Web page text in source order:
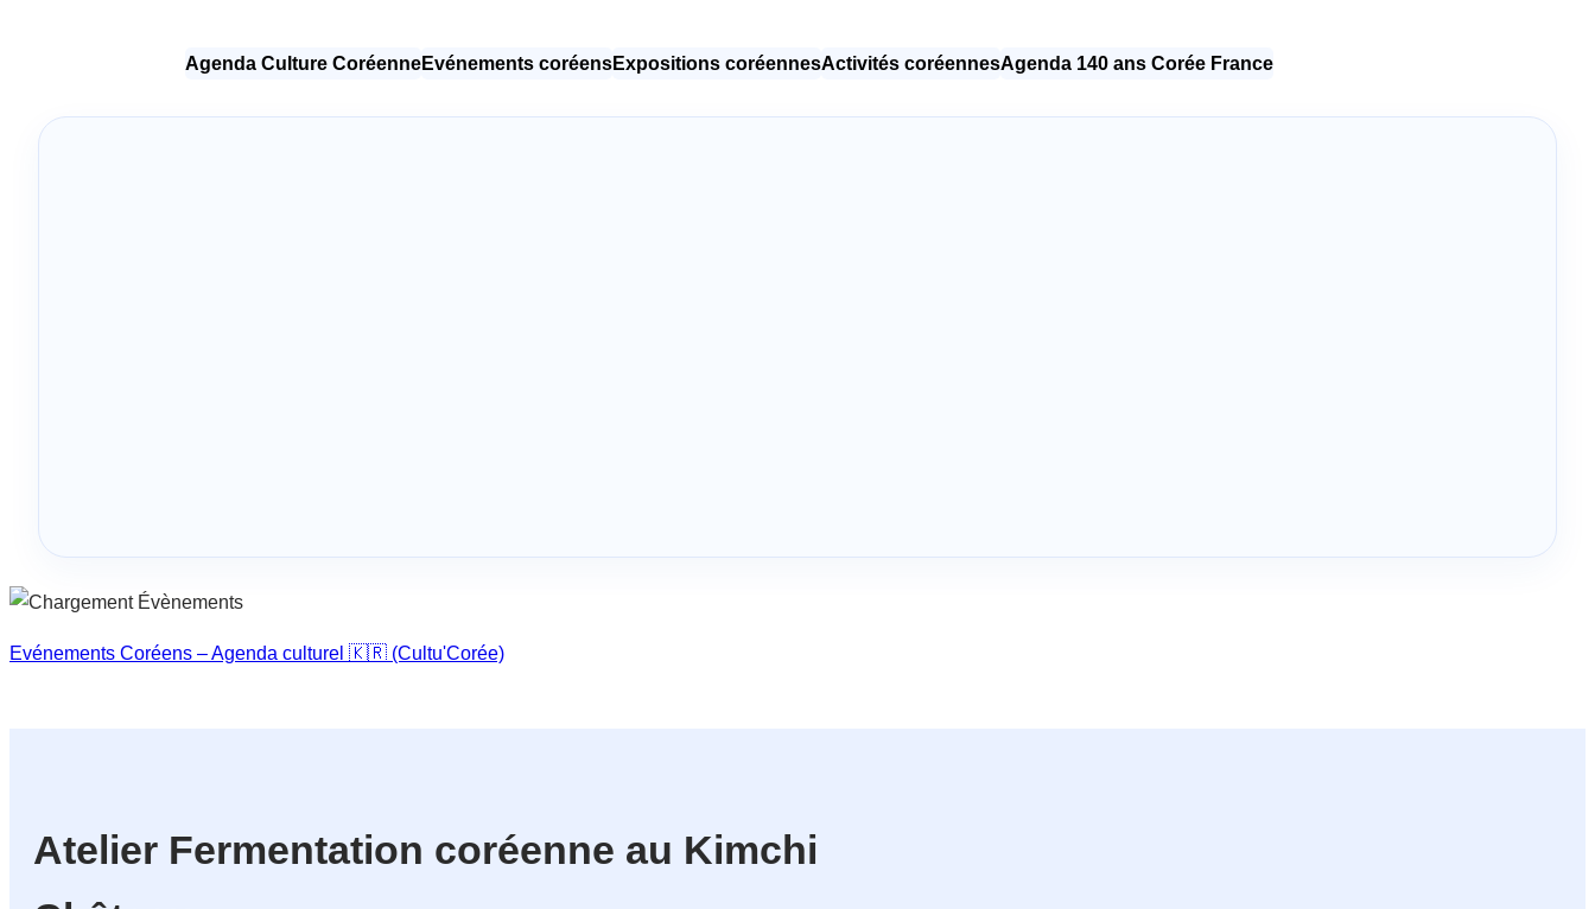
Agenda Culture CoréenneEvénements coréensExpositions coréennesActivités coréennesAgenda 140 ans Corée France
Evénements Coréens – Agenda culturel 🇰🇷 (Cultu'Corée)
Atelier Fermentation coréenne au Kimchi